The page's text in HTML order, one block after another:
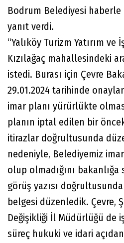
Bodrum Belediyesi haberle
yanıt verdi.
“Yalıköy Turizm Yatırım
Kızılağaç mahallesindeki
istedi. Burası için Çevre
29.01.2024 tarihinde
imar planı yürürlükte
planın iptal edilen bir
itirazlar doğrultusunda
nedeniyle, Belediyemiz
olup olmadığını bakanlığa
görüş yazısı
belgesi düzenledik. Çevre,
Değişikliği İl Müdürlüğü de
süreç hukuki ve idari